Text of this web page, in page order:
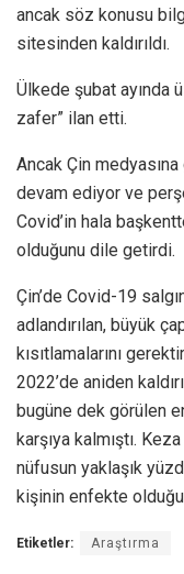
ancak söz konusu
sitesinden kaldırıldı.
Ülkede şubat ayında
zafer” ilan etti.
Ancak Çin
devam ediyor ve
Covid’in hala
olduğunu dile getirdi.
Çin’de Covid-19
adlandırılan, büyük
kısıtlamalarını
2022’de aniden
bugüne dek görülen
karşıya kalmıştı.
nüfusun yaklaşık
kişinin enfekte
Etiketler: Araştırma